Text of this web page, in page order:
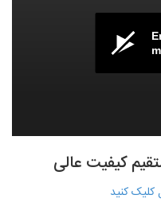
کیفیت عالی
کليک کنيد